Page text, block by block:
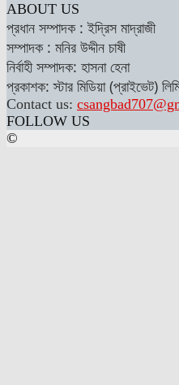
ABOUT US
প্রধান সম্পাদক : ইদ্রিস মাদ্রাজী
সম্পাদক : মনির উদ্দীন চাষী
নির্বাহী সম্পাদক: হাসনা হেনা
প্রকাশক: স্টার মিডিয়া (প্রাইভেট)
Contact us:
FOLLOW US
©